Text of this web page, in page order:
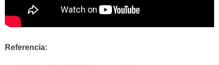
Referencia: